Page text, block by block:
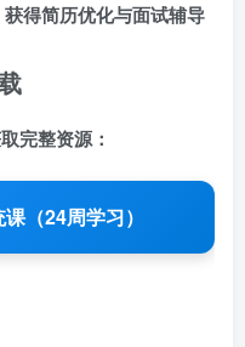
得简历优化与面试辅导
完整资源：
（24周学习）